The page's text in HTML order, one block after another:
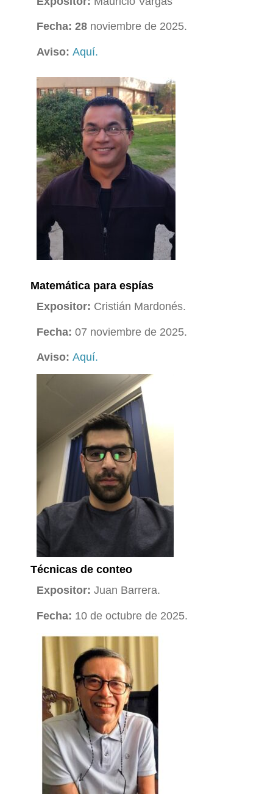
Fecha: 28 noviembre de 2025.
Aviso: Aquí.
Matemática para espías
Expositor: Cristián Mardonés.
Fecha: 07 noviembre de 2025.
Aviso: Aquí.
Técnicas de conteo
Expositor: Juan Barrera.
Fecha: 10 de octubre de 2025.